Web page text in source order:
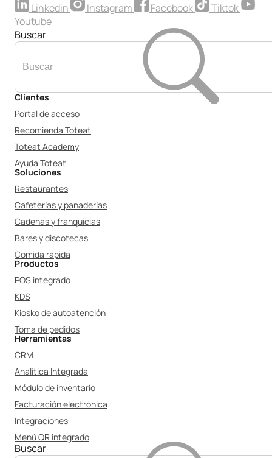
Linkedin Instagram Facebook
Tiktok
Youtube
Buscar
Clientes
Portal de acceso
Recomienda Toteat
Toteat Academy
Ayuda Toteat
Soluciones
Restaurantes
Cafeterías y panaderías
Cadenas y franquicias
Bares y discotecas
Comida rápida
Productos
POS integrado
KDS
Kiosko de autoatención
Toma de pedidos
Herramientas
CRM
Analítica Integrada
Módulo de inventario
Facturación electrónica
Integraciones
Menú QR integrado
Buscar